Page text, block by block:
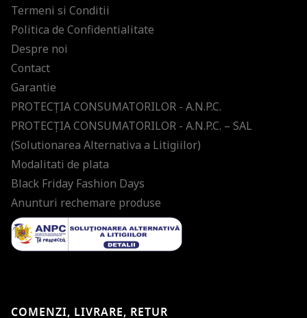
Termeni si Conditii
Politica de Confidentialitate
Despre noi
Contact
Garantie
PROTECŢIA CONSUMATORILOR - A.N.P.C.
PROTECŢIA CONSUMATORILOR - A.N.P.C. – SAL
(Solutionarea Alternativa a Litigiilor)
Modalitati de plata
Black Friday Fashion Days
Anunturi rechemare produse
COMENZI, LIVRARE, RETUR